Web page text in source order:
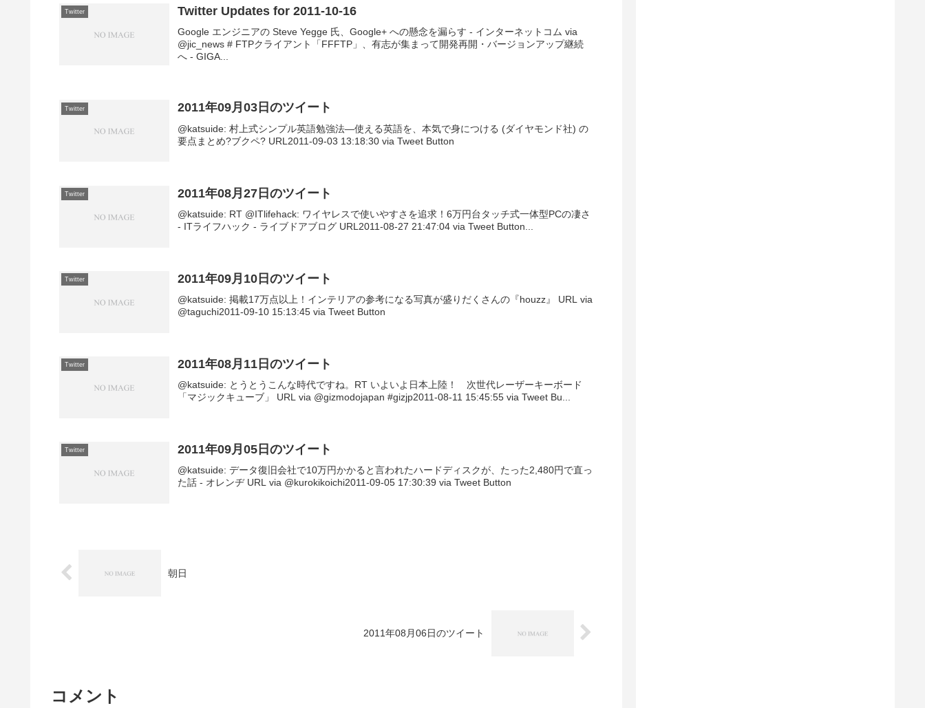
Twitter Twitter Updates for 2011-10-16
Google エンジニアの Steve Yegge 氏、Google+ への懸念を漏らす - インターネットコム via
@jic_news # FTPクライアント「FFFTP」、有志が集まって開発再開・バージョンアップ継続
へ - GIGA...
Twitter 2011年09月03日のツイート
@katsuide: 村上式シンプル英語勉強法―使える英語を、本気で身につける (ダイヤモンド社) の
要点まとめ?ブクペ? URL2011-09-03 13:18:30 via Tweet Button
Twitter 2011年08月27日のツイート
@katsuide: RT @ITlifehack: ワイヤレスで使いやすさを追求！6万円台タッチ式一体型PCの凄さ
- ITライフハック - ライブドアブログ URL2011-08-27 21:47:04 via Tweet Button...
Twitter 2011年09月10日のツイート
@katsuide: 掲載17万点以上！インテリアの参考になる写真が盛りだくさんの『houzz』 URL via
@taguchi2011-09-10 15:13:45 via Tweet Button
Twitter 2011年08月11日のツイート
@katsuide: とうとうこんな時代ですね。RT いよいよ日本上陸！ 次世代レーザーキーボード
「マジックキューブ」 URL via @gizmodojapan #gizjp2011-08-11 15:45:55 via Tweet Bu...
Twitter 2011年09月05日のツイート
@katsuide: データ復旧会社で10万円かかると言われたハードディスクが、たった2,480円で直っ
た話 - オレンヂ URL via @kurokikoichi2011-09-05 17:30:39 via Tweet Button
朝日
2011年08月06日のツイート
コメント